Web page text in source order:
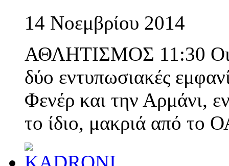
14 Νοεμβρίου 2014
ΑΘΛΗΤΙΣΜΟΣ 11:30 Οι
δύο εντυπωσιακές
Φενέρ και την Αρμάνι,
το ίδιο, μακριά από